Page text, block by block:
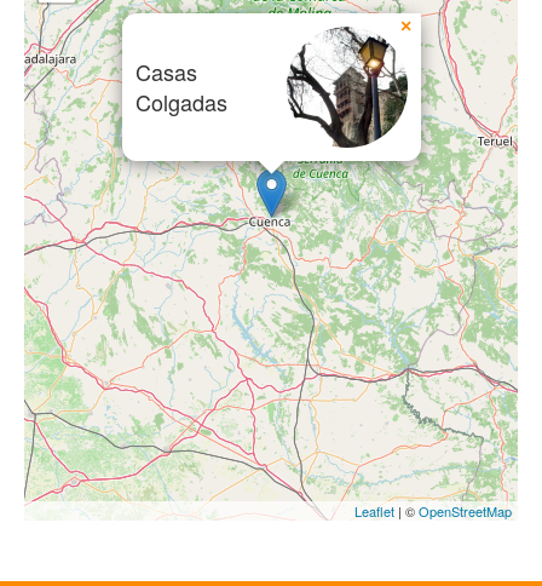
Casas
Colgadas
×
Leaflet | ©OpenStreetMap